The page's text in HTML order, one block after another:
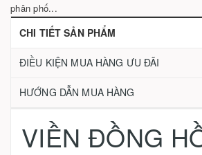
phân phố...
CHI TIẾT SẢN PHẨM
ĐIỀU KIỆN MUA HÀNG ƯU ĐÃI
HƯỚNG DẪN MUA HÀNG
VIỀN ĐỒNG